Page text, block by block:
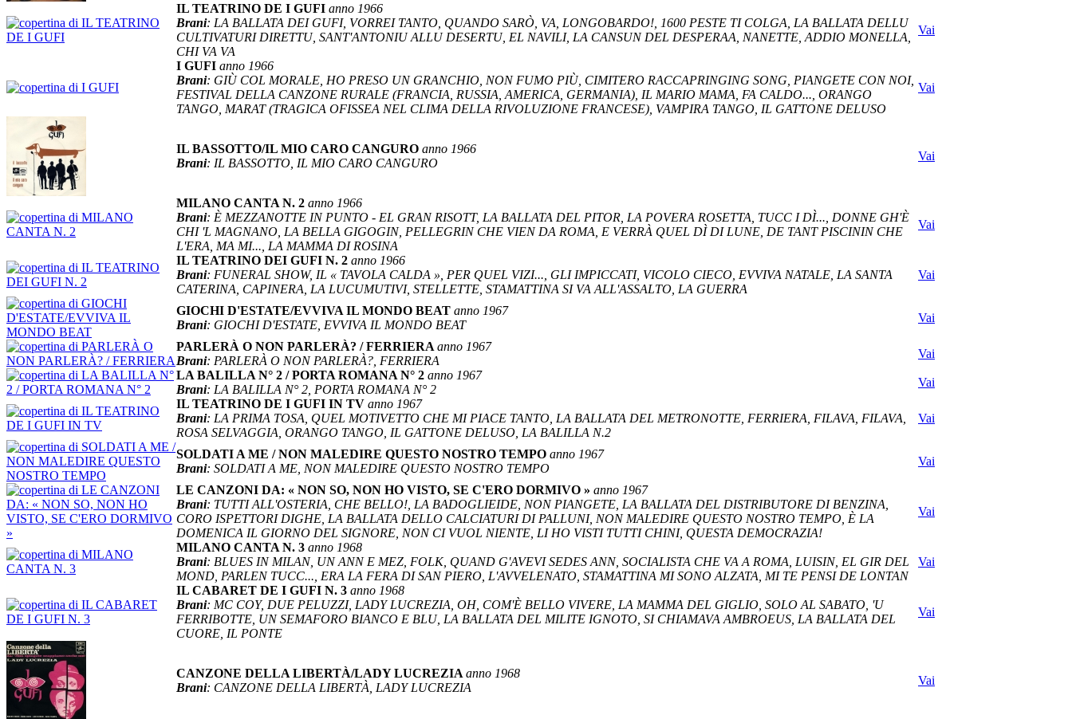
IL TEATRINO DE I GUFI anno 1966
Brani: LA BALLATA DEI GUFI, VORREI TANTO, QUANDO SARÒ, VA, LONGOBARDO!, 1600 PESTE TI COLGA, LA BALLATA DELLU
CULTIVATURI DIRETTU, SANT'ANTONIU ALLU DESERTU, EL NAVILI, LA CANSUN DEL DESPERAA, NANETTE, ADDIO MONELLA,
CHI VA VA
Vai
I GUFI anno 1966
Brani: GIÙ COL MORALE, HO PRESO UN GRANCHIO, NON FUMO PIÙ, CIMITERO RACCAPRINGING SONG, PIANGETE CON NOI,
FESTIVAL DELLA CANZONE RURALE (FRANCIA, RUSSIA, AMERICA, GERMANIA), IL MARIO MAMA, FA CALDO..., ORANGO
TANGO, MARAT (TRAGICA OFISSEA NEL CLIMA DELLA RIVOLUZIONE FRANCESE), VAMPIRA TANGO, IL GATTONE DELUSO
Vai
IL BASSOTTO/IL MIO CARO CANGURO anno 1966
Brani: IL BASSOTTO, IL MIO CARO CANGURO
Vai
MILANO CANTA N. 2 anno 1966
Brani: È MEZZANOTTE IN PUNTO - EL GRAN RISOTT, LA BALLATA DEL PITOR, LA POVERA ROSETTA, TUCC I DÌ..., DONNE GH'È
CHI 'L MAGNANO, LA BELLA GIGOGIN, PELLEGRIN CHE VIEN DA ROMA, E VERRÀ QUEL DÌ DI LUNE, DE TANT PISCININ CHE
L'ERA, MA MI..., LA MAMMA DI ROSINA
Vai
IL TEATRINO DEI GUFI N. 2 anno 1966
Brani: FUNERAL SHOW, IL « TAVOLA CALDA », PER QUEL VIZI..., GLI IMPICCATI, VICOLO CIECO, EVVIVA NATALE, LA SANTA
CATERINA, CAPINERA, LA LUCUMUTIVI, STELLETTE, STAMATTINA SI VA ALL'ASSALTO, LA GUERRA
Vai
GIOCHI D'ESTATE/EVVIVA IL MONDO BEAT anno 1967
Brani: GIOCHI D'ESTATE, EVVIVA IL MONDO BEAT
Vai
PARLERÀ O NON PARLERÀ? / FERRIERA anno 1967
Brani: PARLERÀ O NON PARLERÀ?, FERRIERA
Vai
LA BALILLA N° 2 / PORTA ROMANA N° 2 anno 1967
Brani: LA BALILLA N° 2, PORTA ROMANA N° 2
Vai
IL TEATRINO DE I GUFI IN TV anno 1967
Brani: LA PRIMA TOSA, QUEL MOTIVETTO CHE MI PIACE TANTO, LA BALLATA DEL METRONOTTE, FERRIERA, FILAVA, FILAVA,
ROSA SELVAGGIA, ORANGO TANGO, IL GATTONE DELUSO, LA BALILLA N.2
Vai
SOLDATI A ME / NON MALEDIRE QUESTO NOSTRO TEMPO anno 1967
Brani: SOLDATI A ME, NON MALEDIRE QUESTO NOSTRO TEMPO
Vai
LE CANZONI DA: « NON SO, NON HO VISTO, SE C'ERO DORMIVO » anno 1967
Brani: TUTTI ALL'OSTERIA, CHE BELLO!, LA BADOGLIEIDE, NON PIANGETE, LA BALLATA DEL DISTRIBUTORE DI BENZINA,
CORO ISPETTORI DIGHE, LA BALLATA DELLO CALCIATURI DI PALLUNI, NON MALEDIRE QUESTO NOSTRO TEMPO, È LA
DOMENICA IL GIORNO DEL SIGNORE, NON CI VUOL NIENTE, LI HO VISTI TUTTI CHINI, QUESTA DEMOCRAZIA!
Vai
MILANO CANTA N. 3 anno 1968
Brani: BLUES IN MILAN, UN ANN E MEZ, FOLK, QUAND G'AVEVI SEDES ANN, SOCIALISTA CHE VA A ROMA, LUISIN, EL GIR DEL
MOND, PARLEN TUCC..., ERA LA FERA DI SAN PIERO, L'AVVELENATO, STAMATTINA MI SONO ALZATA, MI TE PENSI DE LONTAN
Vai
IL CABARET DE I GUFI N. 3 anno 1968
Brani: MC COY, DUE PELUZZI, LADY LUCREZIA, OH, COM'È BELLO VIVERE, LA MAMMA DEL GIGLIO, SOLO AL SABATO, 'U
FERRIBOTTE, UN SEMAFORO BIANCO E BLU, LA BALLATA DEL MILITE IGNOTO, SI CHIAMAVA AMBROEUS, LA BALLATA DEL
CUORE, IL PONTE
Vai
CANZONE DELLA LIBERTÀ/LADY LUCREZIA anno 1968
Brani: CANZONE DELLA LIBERTÀ, LADY LUCREZIA
Vai